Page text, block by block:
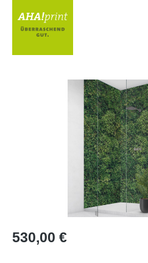
Regulärer Preis:
530,00 €